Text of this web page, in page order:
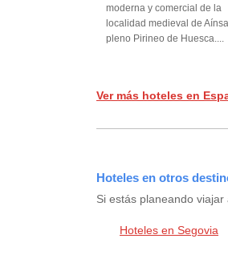
moderna y comercial de la
localidad medieval de
pleno Pirineo de Huesca....
Ver más hoteles en
Hoteles en otros
Si estás planeando
Hoteles en Segovia